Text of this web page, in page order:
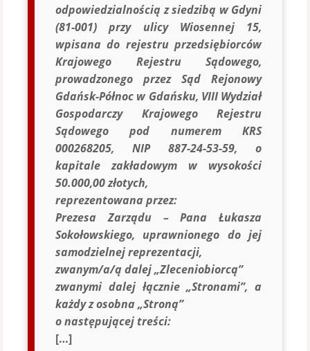
odpowiedzialnością z siedzibą w Gdyni
(81-001) przy ulicy Wiosennej 15,
wpisana do rejestru przedsiębiorców
Krajowego Rejestru Sądowego,
prowadzonego przez Sąd Rejonowy
Gdańsk-Północ w Gdańsku, VIII Wydział
Gospodarczy Krajowego Rejestru
Sądowego pod numerem KRS
000268205, NIP 887-24-53-59, o
kapitale zakładowym w wysokości
50.000,00 złotych,
reprezentowana przez:
Prezesa Zarządu – Pana Łukasza
Sokołowskiego, uprawnionego do jej
samodzielnej reprezentacji,
zwanym/a/ą dalej „Zleceniobiorcą”
zwanymi dalej łącznie „Stronami”, a
każdy z osobna „Stroną”
o następującej treści:
[…]